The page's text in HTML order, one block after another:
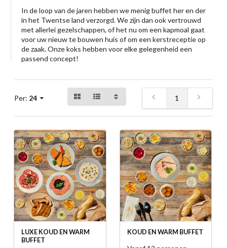
In de loop van de jaren hebben we menig buffet her en der
in het Twentse land verzorgd. We zijn dan ook vertrouwd
met allerlei gezelschappen, of het nu om een kapmoal gaat
voor uw nieuw te bouwen huis of om een kerstreceptie op
de zaak. Onze koks hebben voor elke gelegenheid een
passend concept!
Per: 24 1
LUXE KOUD EN WARM
BUFFET
KOUD EN WARM BUFFET